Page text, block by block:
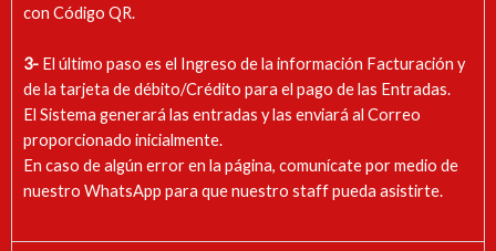
con Código QR.
3- El último paso es el Ingreso de la información Facturación y
de la tarjeta de débito/Crédito para el pago de las Entradas.
El Sistema generará las entradas y las enviará al Correo
proporcionado inicialmente.
En caso de algún error en la página, comunícate por medio de
nuestro WhatsApp para que nuestro staff pueda asistirte.